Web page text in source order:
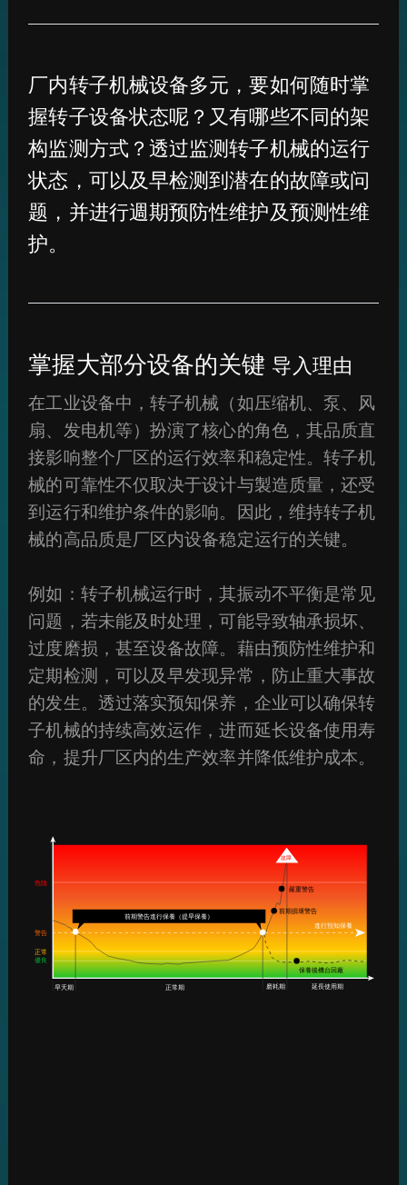
厂内转子机械设备多元，要如何随时掌
握转子设备状态呢？又有哪些不同的架
构监测方式？透过监测转子机械的运行
状态，可以及早检测到潜在的故障或问
题，并进行週期预防性维护及预测性维
护。
掌握大部分设备的关键 导入理由
在工业设备中，转子机械（如压缩机、泵、风
扇、发电机等）扮演了核心的角色，其品质直
接影响整个厂区的运行效率和稳定性。转子机
械的可靠性不仅取决于设计与製造质量，还受
到运行和维护条件的影响。因此，维持转子机
械的高品质是厂区内设备稳定运行的关键。
例如：转子机械运行时，其振动不平衡是常见
问题，若未能及时处理，可能导致轴承损坏、
过度磨损，甚至设备故障。藉由预防性维护和
定期检测，可以及早发现异常，防止重大事故
的发生。透过落实预知保养，企业可以确保转
子机械的持续高效运作，进而延长设备使用寿
命，提升厂区内的生产效率并降低维护成本。